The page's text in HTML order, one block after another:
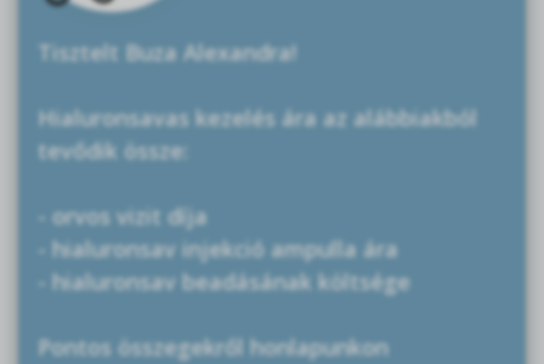
Tisztelt Buza Alexandra!
Hialuronsavas kezelés ára az alábbiakból
tevődik össze:
- orvos vizit díja
- hialuronsav injekció ampulla ára
- hialuronsav beadásának költsége
Pontos összegekről honlapunkon